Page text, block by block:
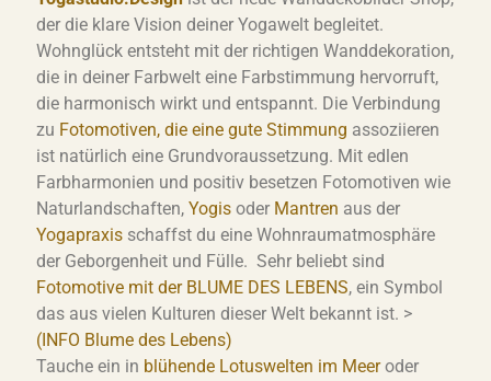
der die klare Vision deiner Yogawelt begleitet.
Wohnglück entsteht mit der richtigen Wanddekoration,
die in deiner Farbwelt eine Farbstimmung hervorruft,
die harmonisch wirkt und entspannt. Die Verbindung
zu Fotomotiven, die eine gute Stimmung assoziieren
ist natürlich eine Grundvoraussetzung. Mit edlen
Farbharmonien und positiv besetzen Fotomotiven wie
Naturlandschaften, Yogis oder Mantren aus der
Yogapraxis schaffst du eine Wohnraumatmosphäre
der Geborgenheit und Fülle. Sehr beliebt sind
Fotomotive mit der BLUME DES LEBENS, ein Symbol
das aus vielen Kulturen dieser Welt bekannt ist. >
(INFO Blume des Lebens)
Tauche ein in blühende Lotuswelten im Meeroder